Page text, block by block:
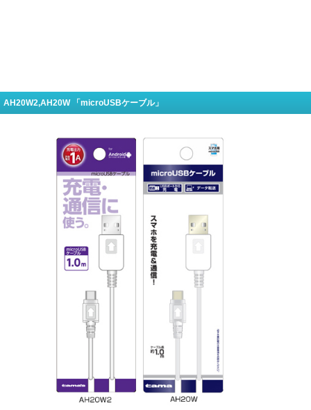
AH20W2,AH20W 「microUSBケーブル」